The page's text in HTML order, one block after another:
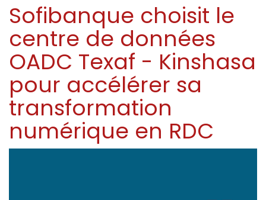
Sofibanque choisit le
centre de données
OADC Texaf - Kinshasa
pour accélérer sa
transformation
numérique en RDC